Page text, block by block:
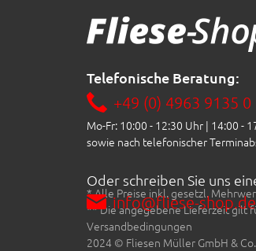
Telefonische Beratung:
+49 (0) 4963 9135 0
Mo-Fr: 10:00 - 12:30 Uhr | 14:00 -
sowie nach telefonischer
Oder schreiben Sie uns
info@fliese-shop.de
* Alle Preise inkl. gesetzl.
** Die angegebene Lieferzeit gilt
Versandbedingungen
2024 © Fliesen Müller GmbH &